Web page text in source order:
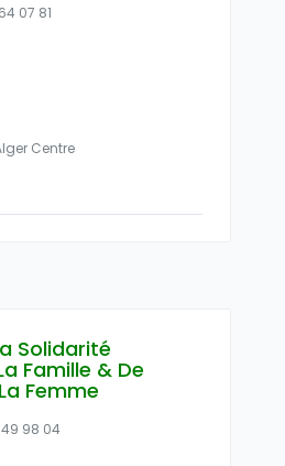
07 81
Centre
Solidarité
Famille & De
Femme
98 04